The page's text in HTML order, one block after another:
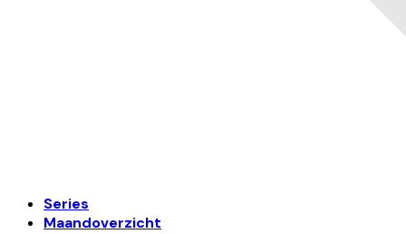
Series
Maandoverzicht